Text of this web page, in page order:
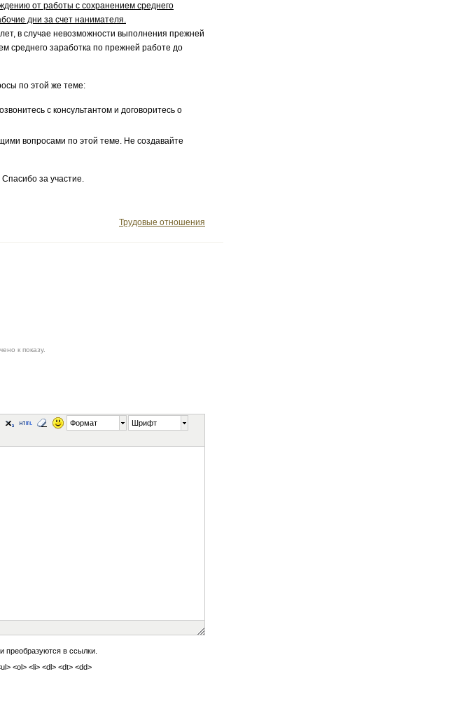
от работы с сохранением среднего
дни за счет нанимателя.
в случае невозможности выполнения прежней
среднего заработка по прежней работе до
по этой же теме:
с консультантом и договоритесь о
вопросами по этой теме. Не создавайте
Спасибо за участие.
Трудовые отношения
к показу.
Формат
Шрифт
преобразуются в ссылки.
<ol> <li> <dl> <dt> <dd>